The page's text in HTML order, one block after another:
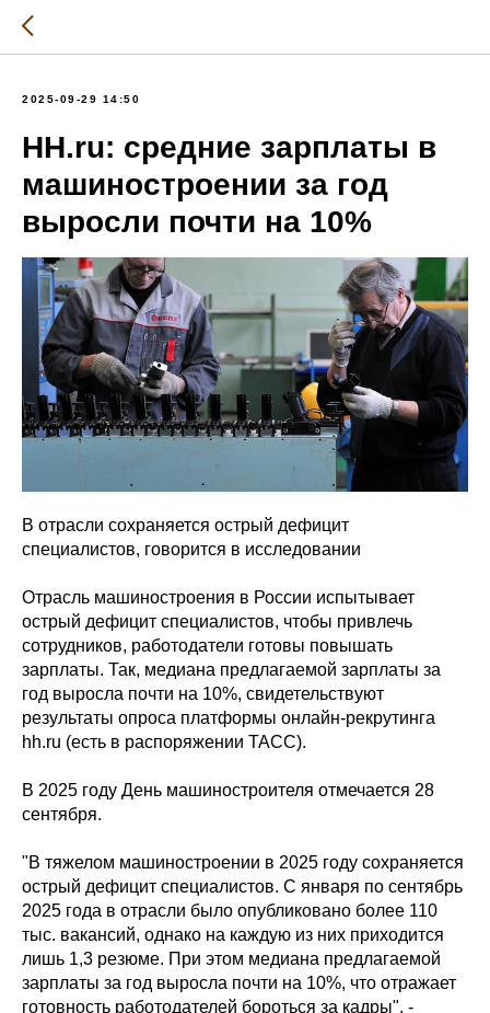
2025-09-29 14:50
HH.ru: средние зарплаты в
машиностроении за год
выросли почти на 10%
В отрасли сохраняется острый дефицит
специалистов, говорится в исследовании
Отрасль машиностроения в России испытывает
острый дефицит специалистов, чтобы привлечь
сотрудников, работодатели готовы повышать
зарплаты. Так, медиана предлагаемой зарплаты за
год выросла почти на 10%, свидетельствуют
результаты опроса платформы онлайн-рекрутинга
hh.ru (есть в распоряжении ТАСС).
В 2025 году День машиностроителя отмечается 28
сентября.
"В тяжелом машиностроении в 2025 году сохраняется
острый дефицит специалистов. С января по сентябрь
2025 года в отрасли было опубликовано более 110
тыс. вакансий, однако на каждую из них приходится
лишь 1,3 резюме. При этом медиана предлагаемой
зарплаты за год выросла почти на 10%, что отражает
готовность работодателей бороться за кадры", -